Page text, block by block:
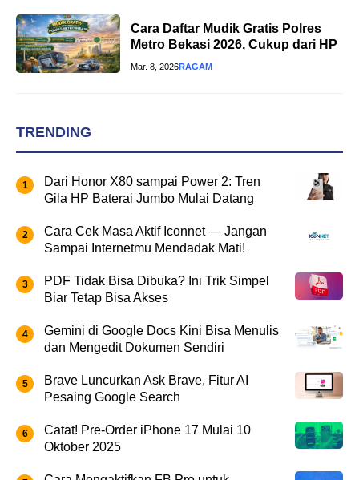
Cara Daftar Mudik Gratis Polres
Metro Bekasi 2026, Cukup dari HP
Mar. 8, 2026RAGAM
TRENDING
Dari Honor X80 sampai Power 2: Tren
Gila HP Baterai Jumbo Mulai Datang
Cara Cek Masa Aktif Iconnet — Jangan
Sampai Internetmu Mendadak Mati!
PDF Tidak Bisa Dibuka? Ini Trik Simpel
Biar Tetap Bisa Akses
Gemini di Google Docs Kini Bisa Menulis
dan Mengedit Dokumen Sendiri
Brave Luncurkan Ask Brave, Fitur AI
Pesaing Google Search
Catat! Pre-Order iPhone 17 Mulai 10
Oktober 2025